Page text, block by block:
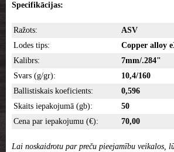
Specifikācijas:
Ražots:
ASV
Lodes tips:
Copper alloy
Kalibrs:
7mm/.284"
Svars (g/gr):
10,4/160
Ballistiskais koeficients:
0,596
Skaits iepakojumā (gb):
50
Cena par iepakojumu (€):
70,00
Lai noskaidrotu par preču pieejamību veikalos,